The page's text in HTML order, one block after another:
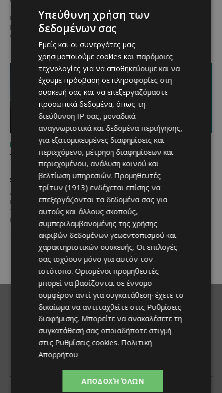
1.700 συμμετέχοντες και
περισσότερες από 3.500
μερίδες, η Lidl Κύπρου
επιβεβαίωσε για ακόμα...
Δελίκηπο!
γλέντι,...
ΜΈΝΟΥΜΕ ΚΎΠΡΟ
Βραδινή πεζοπορία στον
Μαχαιρά με τον σκύλο
σου και θέα τις Περσείδες
Αν αγαπάς τις βόλτες στη φύση
και δεν αποχωρίζεσαι ποτέ τον
τετράποδο φίλο σου, τότε αυτή
η εμπειρία...
ΜΈΝΟΥΜΕ ΚΎΠΡΟ
Τα Λεύκαρα
ετοιμάζονται για μία
βραδιά γεμάτη street
food, μουσική και
καλοκαιρινή διάθεση
Μία από τις πιο γευστικές
εκδηλώσεις του καλοκαιριού
επιστρέφει στα Λεύκαρα,
προσκαλώντας μικρούς και
μεγάλους να απολαύσουν
μοναδικές...
Υπεύθυνη χρήση των
δεδομένων σας
Εμείς και οι συνεργάτες μας
χρησιμοποιούμε cookies και παρόμοιες
τεχνολογίες για να αποθηκεύουμε και να
έχουμε πρόσβαση σε πληροφορίες στη
συσκευή σας και να επεξεργαζόμαστε
προσωπικά δεδομένα, όπως τη
διεύθυνση IP σας, μοναδικά
αναγνωριστικά και δεδομένα περιήγησης,
για εξατομικευμένες διαφημίσεις και
περιεχόμενο, μέτρηση διαφημίσεων και
περιεχομένου, ανάλυση κοινού και
βελτίωση υπηρεσιών. Προμηθευτές
τρίτων (1913) ενδέχεται επίσης να
επεξεργάζονται τα δεδομένα σας για
αυτούς και άλλους σκοπούς,
συμπεριλαμβανομένης της χρήσης
ακριβών δεδομένων γεωεντοπισμού και
χαρακτηριστικών συσκευής. Οι επιλογές
σας ισχύουν μόνο για αυτόν τον
ιστότοπο. Ορισμένοι προμηθευτές
μπορεί να βασίζονται σε έννομο
συμφέρον αντί για συγκατάθεση· έχετε το
δικαίωμα να αντιταχθείτε στις Ρυθμίσεις
διαφήμισης. Μπορείτε να ανακαλέσετε τη
συγκατάθεσή σας οποιαδήποτε στιγμή
στις Ρυθμίσεις cookies. Πολιτική
Απορρήτου
ΑΠΟΔΟΧΉ ΌΛΩΝ